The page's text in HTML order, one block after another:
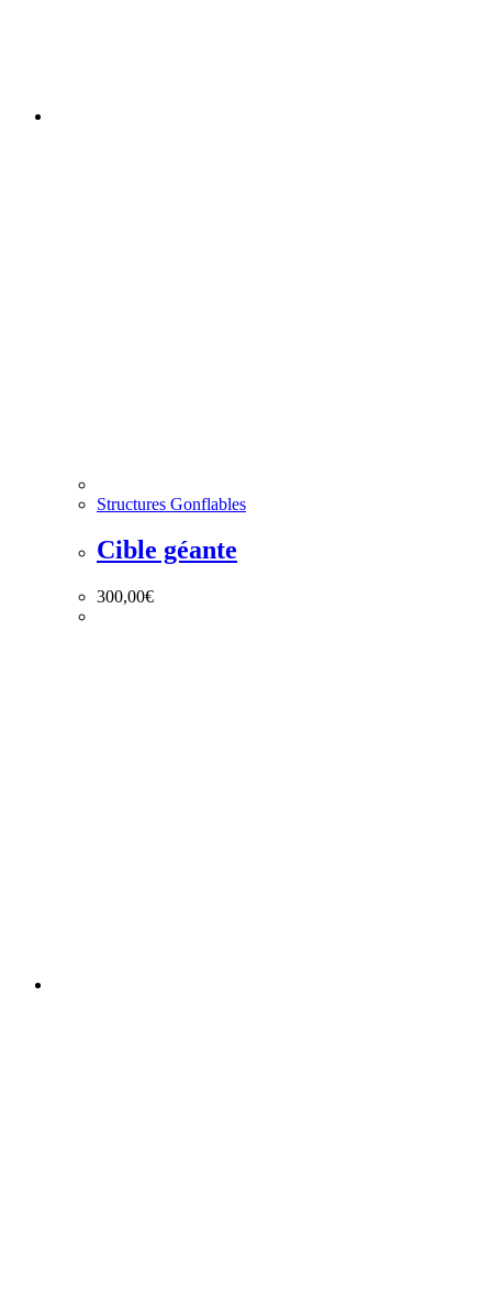
Structures Gonflables
Cible géante
300,00€